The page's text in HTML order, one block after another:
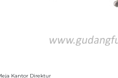
Kantor Direktur